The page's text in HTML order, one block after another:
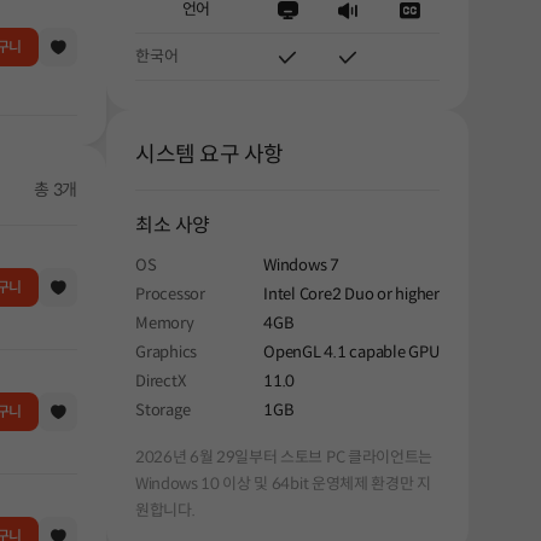
니
총 3개
니
니
니
언어
한국어
시스템 요구 사항
최소 사양
OS
Windows 7
Processor
Intel Core2 Duo or higher
Memory
4GB
Graphics
OpenGL 4.1 capable GPU
DirectX
11.0
Storage
1GB
2026년 6월 29일부터 스토브 PC 클라이언트는
Windows 10 이상 및 64bit 운영체제 환경만 지
원합니다.